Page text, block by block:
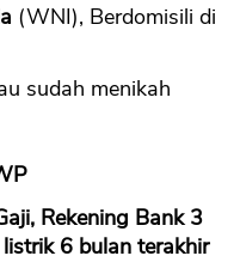
(WNI), Berdomisili di
sudah menikah
Rekening Bank 3
6 bulan terakhir